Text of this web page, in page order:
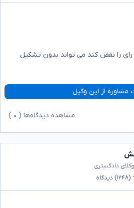
رای را نقض کند می تواند بدون تشکیل
مشاوره از این وکیل
مشاهده دیدگاه‌ها ( ۰
دادگستری
(۱۲۴۸) دیدگاه